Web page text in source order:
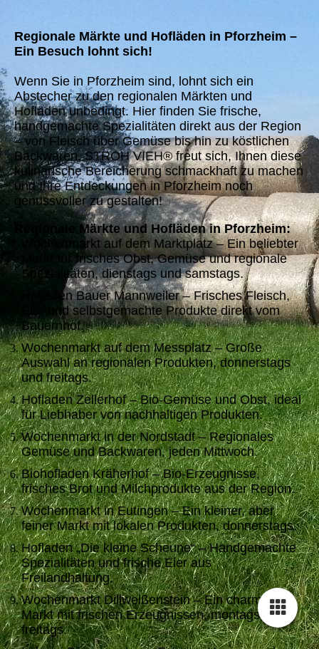
Regionale Märkte und Hofläden in Pforzheim –
Ein Besuch lohnt sich!
Wenn Sie in Pforzheim sind, lohnt sich ein
Abstecher zu den regionalen Märkten und
Hofläden unbedingt. Hier finden Sie frische,
handgemachte Spezialitäten direkt aus der Region
– von Fleisch über Gemüse bis hin zu köstlichen
Backwaren. STROH VIEH® freut sich, Ihnen diese
kulinarische Bereicherung schmackhaft zu machen
und Ihre Entdeckungen in Pforzheim noch
genussvoller zu gestalten!
Regionale Märkte und Hofläden in Pforzheim:
Wochenmarkt auf dem Marktplatz – Ein beliebter
Markt für frisches Obst, Gemüse und regionale
Spezialitäten, dienstags und samstags.
Hofladen Bauer Mannweiler – Frisches Fleisch,
Eier und selbstgemachte Produkte direkt vom
Bauernhof.
Wochenmarkt auf dem Messplatz – Große
Auswahl an regionalen Produkten, donnerstags
und freitags.
Hofladen Zellerhof – Bio-Gemüse und Obst, ideal
für Liebhaber von nachhaltigen Produkten.
Wochenmarkt in der Nordstadt – Regionales
Gemüse und Backwaren, jeden Mittwoch.
Biohofladen Kräherhof – Bio-Erzeugnisse,
frisches Brot und Milchprodukte aus der Region.
Wochenmarkt in Eutingen – Ein kleiner, aber
feiner Markt mit lokalen Produkten, donnerstags.
Hofladen „Die kleine Scheune“ – Handgemachte
Spezialitäten und frische Eier aus
Freilandhaltung.
Wochenmarkt Dillweißenstein – Ein charmanter
Markt mit frischen Erzeugnissen, montags und
freitags.